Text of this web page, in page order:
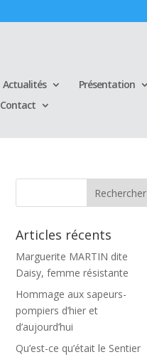
Actualités
Présentation
Contact
Articles récents
Marguerite MARTIN dite
Daisy, femme résistante
Hommage aux sapeurs-
pompiers d’hier et
d’aujourd’hui
Qu’est-ce qu’était le Sentier